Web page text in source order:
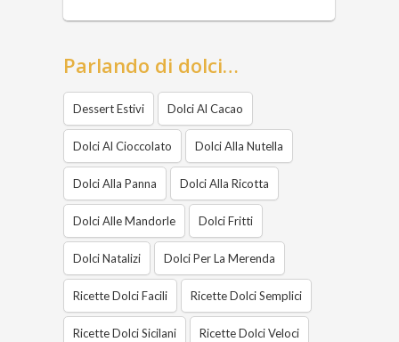
Parlando di dolci…
Dessert Estivi Dolci Al Cacao
Dolci Al Cioccolato Dolci Alla Nutella
Dolci Alla Panna Dolci Alla Ricotta
Dolci Alle Mandorle Dolci Fritti
Dolci Natalizi Dolci Per La Merenda
Ricette Dolci Facili Ricette Dolci Semplici
Ricette Dolci Sicilani Ricette Dolci Veloci